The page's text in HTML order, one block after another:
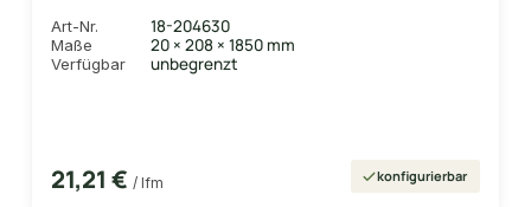
Art-Nr. 18-204630
Maße 20 × 208 × 1850 mm
Verfügbar unbegrenzt
21,21 € / lfm konfigurierbar